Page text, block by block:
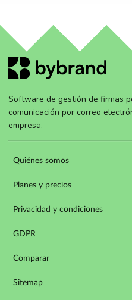
Software de gestión de firmas
comunicación por correo
empresa.
Quiénes somos
Planes y precios
Privacidad y condiciones
GDPR
Comparar
Sitemap